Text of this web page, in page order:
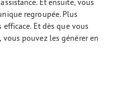
regroupée. Plus
Et dès que vous
pouvez les générer en